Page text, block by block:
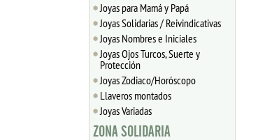
Joyas para Mamá y Papá
Joyas Solidarias / Reivindicativas
Joyas Nombres e Iniciales
Joyas Ojos Turcos, Suerte y
Protección
Joyas Zodiaco/Horóscopo
Llaveros montados
Joyas Variadas
ZONA SOLIDARIA